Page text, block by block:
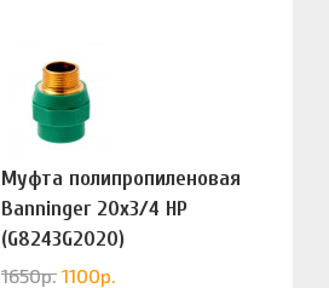
Муфта полипропиленовая
Banninger 20х3/4 НР
(G8243G2020)
1650р. 1100р.